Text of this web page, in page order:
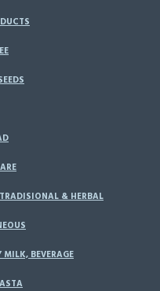
& HERBAL
MILK, BEVERAGE
NI4361